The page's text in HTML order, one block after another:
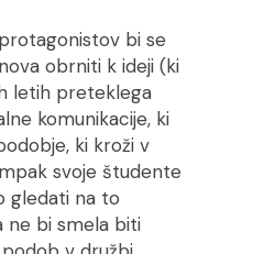
bi se
obrniti k ideji (ki
letih preteklega
komunikacije, ki
ki kroži v
svoje študente
gledati na to
ne bi smela biti